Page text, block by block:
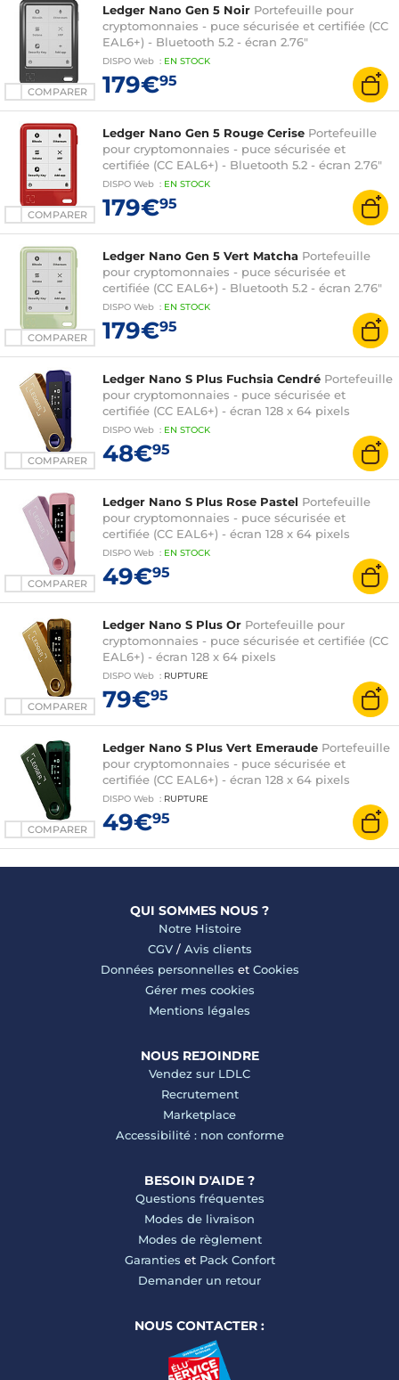
COMPARER
Ledger Nano Gen 5 Noir Portefeuille pour
cryptomonnaies - puce sécurisée et certifiée (CC
EAL6+) - Bluetooth 5.2 - écran 2.76"
DISPO Web : EN STOCK
179€95
COMPARER
Ledger Nano Gen 5 Rouge Cerise Portefeuille
pour cryptomonnaies - puce sécurisée et
certifiée (CC EAL6+) - Bluetooth 5.2 - écran 2.76"
DISPO Web : EN STOCK
179€95
COMPARER
Ledger Nano Gen 5 Vert Matcha Portefeuille
pour cryptomonnaies - puce sécurisée et
certifiée (CC EAL6+) - Bluetooth 5.2 - écran 2.76"
DISPO Web : EN STOCK
179€95
COMPARER
Ledger Nano S Plus Fuchsia Cendré Portefeuille
pour cryptomonnaies - puce sécurisée et
certifiée (CC EAL6+) - écran 128 x 64 pixels
DISPO Web : EN STOCK
48€95
COMPARER
Ledger Nano S Plus Rose Pastel Portefeuille
pour cryptomonnaies - puce sécurisée et
certifiée (CC EAL6+) - écran 128 x 64 pixels
DISPO Web : EN STOCK
49€95
COMPARER
Ledger Nano S Plus Or Portefeuille pour
cryptomonnaies - puce sécurisée et certifiée (CC
EAL6+) - écran 128 x 64 pixels
DISPO Web : RUPTURE
79€95
COMPARER
Ledger Nano S Plus Vert Emeraude Portefeuille
pour cryptomonnaies - puce sécurisée et
certifiée (CC EAL6+) - écran 128 x 64 pixels
DISPO Web : RUPTURE
49€95
QUI SOMMES NOUS ?
Notre Histoire
CGV/ Avis clients
Données personnelles et Cookies
Gérer mes cookies
Mentions légales
NOUS REJOINDRE
Vendez sur LDLC
Recrutement
Marketplace
Accessibilité : non conforme
BESOIN D'AIDE ?
Questions fréquentes
Modes de livraison
Modes de règlement
Garanties et Pack Confort
Demander un retour
NOUS CONTACTER :